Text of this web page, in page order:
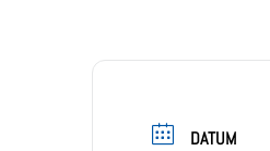
DATUM